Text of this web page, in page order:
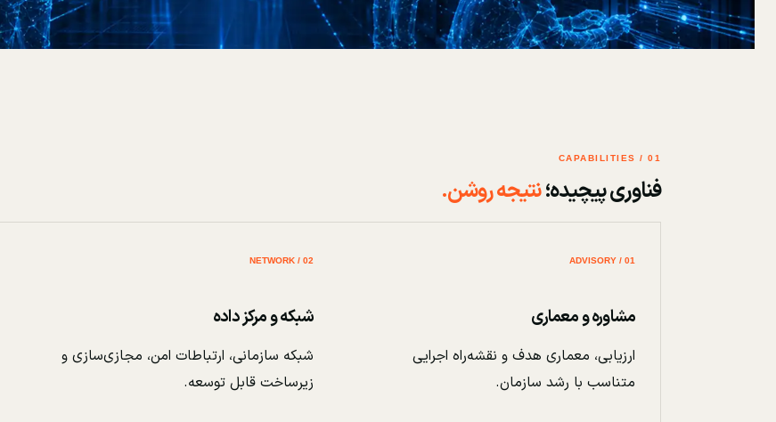
01 / CAPABILITIES
فناوری پیچیده؛نتیجه روشن.
01 / ADVISORY
مشاوره و معماری
ارزیابی، معماری هدف و نقشه‌راه اجرایی
متناسب با رشد سازمان.
02 / NETWORK
شبکه و مرکز داده
شبکه سازمانی، ارتباطات امن، مجازی‌سازی و
زیرساخت قابل توسعه.